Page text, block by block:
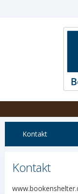
Kontakt
Kontakt